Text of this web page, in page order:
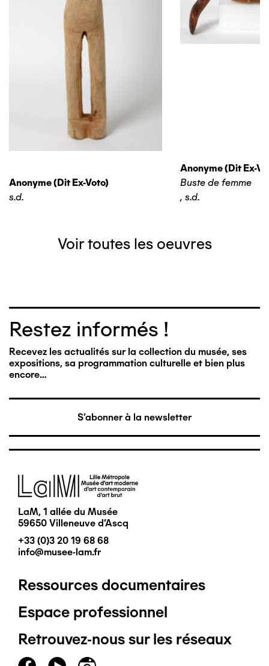
Anonyme (dit Ex-Voto)
s.d.
Anonyme (dit Ex-
Buste de femme
, s.d.
Voir toutes les oeuvres
Restez informés !
Recevez les actualités sur la collection du musée, ses
expositions, sa programmation culturelle et bien plus
encore…
S'abonner à la newsletter
Image
LaM, 1 allée du Musée
59650 Villeneuve d'Ascq
+33 (0)3 20 19 68 68
info@musee-lam.fr
Pied
de
page
Ressources documentaires
Espace professionnel
Retrouvez-nous sur les réseaux